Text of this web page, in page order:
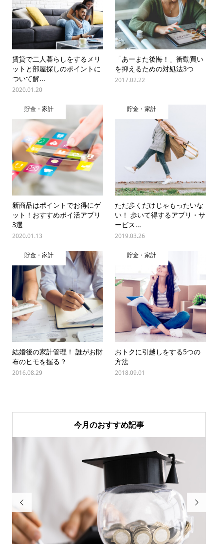
賃貸で二人暮らしをするメリ
ットと部屋探しのポイントに
ついて解...
2020.01.20
「あーまた後悔！」衝動買い
を抑えるための対処法3つ
2017.02.22
貯金・家計
新商品はポイントでお得にゲ
ット！おすすめポイ活アプリ
3選
2020.01.13
貯金・家計
ただ歩くだけじゃもったいな
い！ 歩いて得するアプリ・サ
ービス...
2019.03.26
貯金・家計
結婚後の家計管理！ 誰がお財
布のヒモを握る？
2016.08.29
貯金・家計
おトクに引越しをする5つの
方法
2018.09.01
今月のおすすめ記事
 